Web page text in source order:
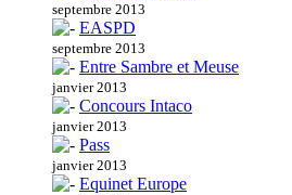
septembre 2013
EASPD
septembre 2013
Entre Sambre et Meuse
janvier 2013
Concours Intaco
janvier 2013
Pass
janvier 2013
Equinet Europe